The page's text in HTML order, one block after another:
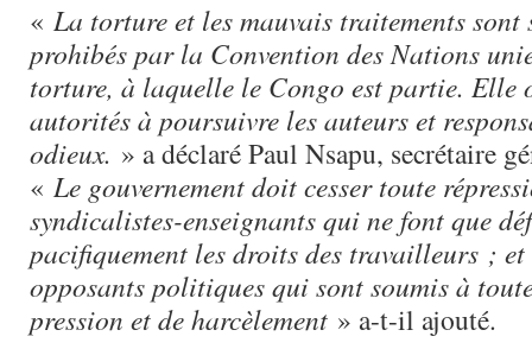
« La torture et les mauvais traitements sont
prohibés par la Convention des Nations
torture, à laquelle le Congo est partie. Elle
autorités à poursuivre les auteurs et
odieux. » a déclaré Paul Nsapu, secrétaire
« Le gouvernement doit cesser toute
syndicalistes-enseignants qui ne font que
pacifiquement les droits des travailleurs ; et
opposants politiques qui sont soumis à
pression et de harcèlement » a-t-il ajouté.